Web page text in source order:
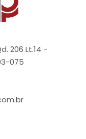
206 Lt.14 -
075